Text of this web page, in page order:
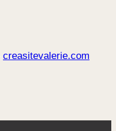
creasitevalerie.com